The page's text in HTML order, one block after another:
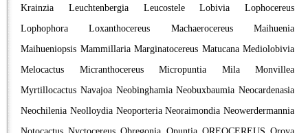
Krainzia
Leuchtenbergia Leucostele Lobivia
Lophocereus
Lophophora
Loxanthocereus Machaerocereus
Maihuenia
Maihueniopsis Mammillaria Marginatocereus Matucana Mediolobivia
Melocactus
Micranthocereus Micropuntia Mila
Monvillea
Myrtillocactus Navajoa Neobinghamia Neobuxbaumia Neocardenasia
Neochilenia Neolloydia Neoporteria Neoraimondia Neowerdermannia